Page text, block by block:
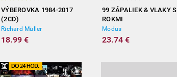
VÝBEROVKA 1984-2017
(2CD)
Richard Müller
18.99 €
99 ZÁPALIEK & VLAKY S
ROKMI
Modus
23.74 €